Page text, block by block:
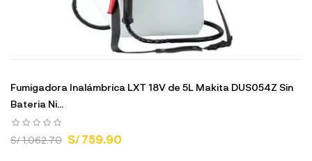
Fumigadora Inalámbrica LXT 18V de 5L Makita DUS054Z Sin
Bateria Ni...
S/ 1,062.70 S/ 759.90